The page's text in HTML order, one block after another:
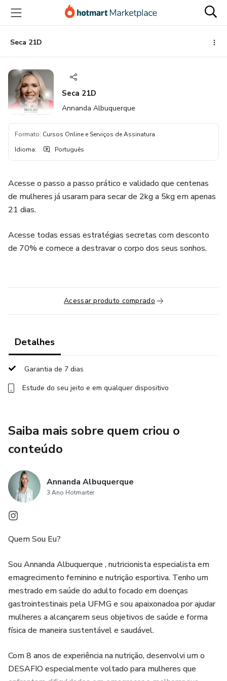
para
conteúdo
principal
para
pagamento
para
rodapé
Seca 21D
Seca 21D
Annanda Albuquerque
Formato: Cursos Online e Serviços de Assinatura
Idioma: Português
Acesse o passo a passo prático e validado que centenas
de mulheres já usaram para secar de 2kg a 5kg em apenas
21 dias.
Acesse todas essas estratégias secretas com desconto
de 70% e comece a destravar o corpo dos seus sonhos.
Acessar produto comprado
Detalhes
Garantia de 7 dias
Estude do seu jeito e em qualquer dispositivo
Saiba mais sobre quem criou o
conteúdo
Annanda Albuquerque
3 Ano Hotmarter
Quem Sou Eu?
Sou Annanda Albuquerque , nutricionista especialista em
emagrecimento feminino e nutrição esportiva. Tenho um
mestrado em saúde do adulto focado em doenças
gastrointestinais pela UFMG e sou apaixonadoa por ajudar
mulheres a alcançarem seus objetivos de saúde e forma
física de maneira sustentável e saudável.
Com 8 anos de experiência na nutrição, desenvolvi um o
DESAFIO especialmente voltado para mulheres que